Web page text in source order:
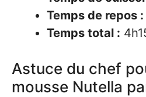
Temps de repos :
Temps total :
Astuce du chef
mousse Nutella